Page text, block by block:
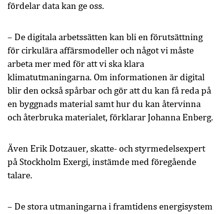
fördelar data kan ge oss.
– De digitala arbetssätten kan bli en förutsättning
för cirkulära affärsmodeller och något vi måste
arbeta mer med för att vi ska klara
klimatutmaningarna. Om informationen är digital
blir den också spårbar och gör att du kan få reda på
en byggnads material samt hur du kan återvinna
och återbruka materialet, förklarar Johanna Enberg.
Även Erik Dotzauer, skatte- och styrmedelsexpert
på Stockholm Exergi, instämde med föregående
talare.
– De stora utmaningarna i framtidens energisystem